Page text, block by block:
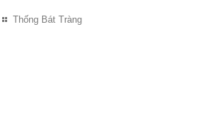
Thống Bát Tràng